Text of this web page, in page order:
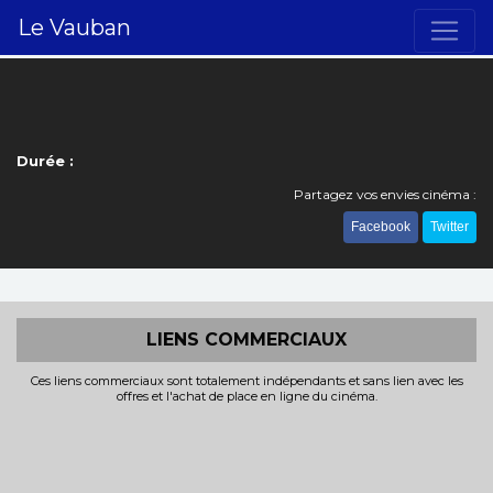
Le Vauban
Durée :
Partagez vos envies cinéma :
Facebook Twitter
LIENS COMMERCIAUX
Ces liens commerciaux sont totalement indépendants et sans lien avec les
offres et l'achat de place en ligne du cinéma.